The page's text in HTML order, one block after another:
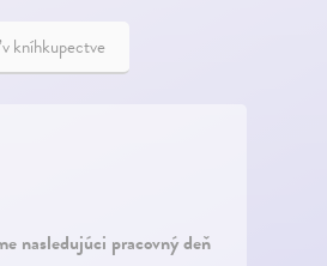
kníhkupectve
nasledujúci pracovný deň